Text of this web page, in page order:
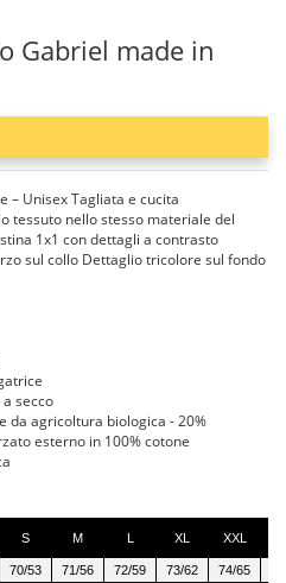
Gabriel made in
– Unisex Tagliata e cucita
tessuto nello stesso materiale del
1x1 con dettagli a contrasto
sul collo Dettaglio tricolore sul fondo
secco
da agricoltura biologica - 20%
esterno in 100% cotone
S M L XL XXL
70/53 71/56 72/59 73/62 74/65